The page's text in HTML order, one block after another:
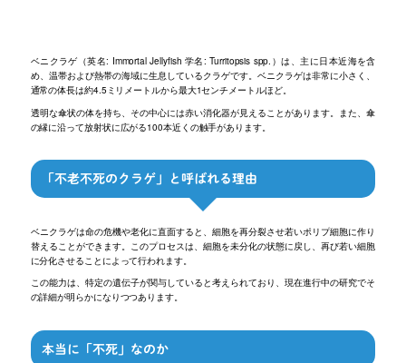
ベニクラゲ（英名: Immortal Jellyfish 学名: Turritopsis spp.）は、主に日本近海を含
め、温帯および熱帯の海域に生息しているクラゲです。ベニクラゲは非常に小さく、
通常の体長は約4.5ミリメートルから最大1センチメートルほど。
透明な傘状の体を持ち、その中心には赤い消化器が見えることがあります。また、傘
の縁に沿って放射状に広がる100本近くの触手があります。
「不老不死のクラゲ」と呼ばれる理由
ベニクラゲは命の危機や老化に直面すると、細胞を再分裂させ若いポリプ細胞に作り
替えることができます。このプロセスは、細胞を未分化の状態に戻し、再び若い細胞
に分化させることによって行われます。
この能力は、特定の遺伝子が関与していると考えられており、現在進行中の研究でそ
の詳細が明らかになりつつあります。
本当に「不死」なのか